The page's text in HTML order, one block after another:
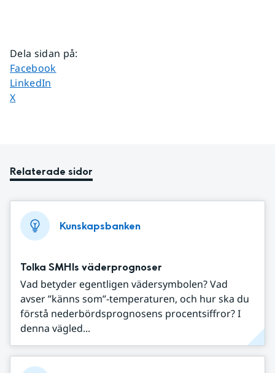
Dela sidan på:
Dela sidan på
Facebook
Dela sidan på
LinkedIn
Dela sidan på
X
Relaterade sidor
Kunskapsbanken
Tolka SMHIs väderprognoser
Vad betyder egentligen vädersymbolen? Vad
avser ”känns som”-temperaturen, och hur ska du
förstå nederbördsprognosens procentsiffror? I
denna vägled...